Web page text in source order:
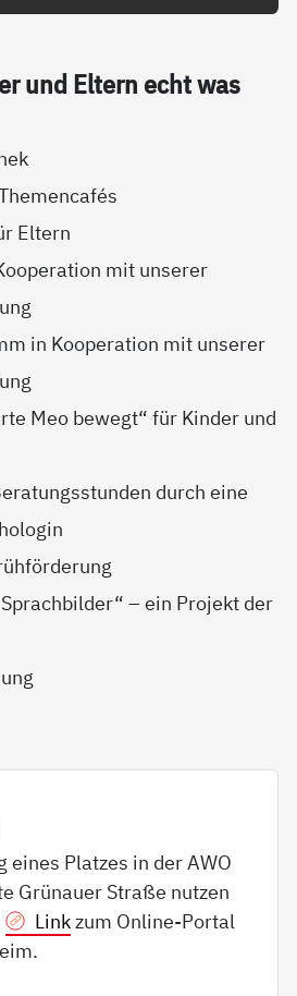
und El­tern echt was
Eltern
mit unserer
in Kooperation mit unserer
Meo bewegt“ für Kinder und
durch eine
– ein Projekt der
eines Platzes in der AWO
Grünauer Straße nutzen
Linkzum Online-Portal